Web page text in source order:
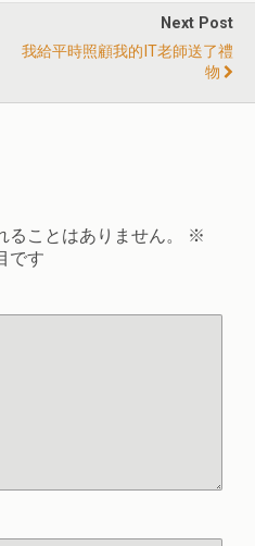
Next Post
我給平時照顧我的IT老師送了禮
物
ことはありません。
※
です